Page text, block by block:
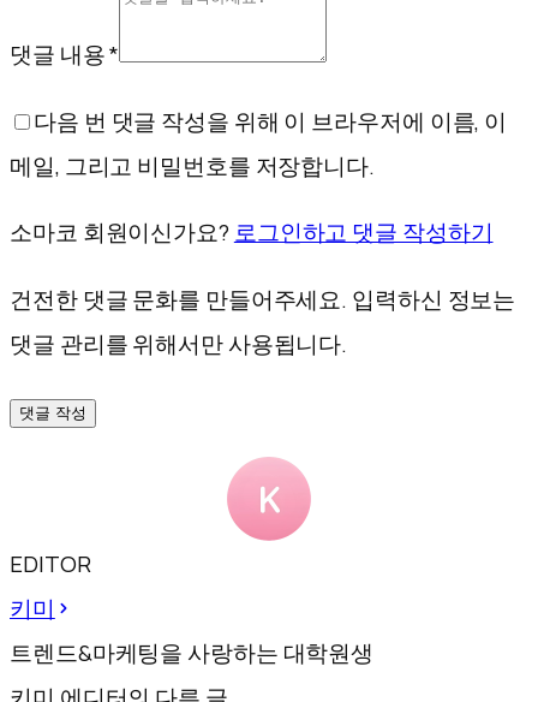
댓글 내용 *
다음 번 댓글 작성을 위해 이 브라우저에 이름, 이
메일, 그리고 비밀번호를 저장합니다.
소마코 회원이신가요? 로그인하고 댓글 작성하기
건전한 댓글 문화를 만들어주세요. 입력하신 정보는
댓글 관리를 위해서만 사용됩니다.
댓글 작성
EDITOR
키미
트렌드&마케팅을 사랑하는 대학원생